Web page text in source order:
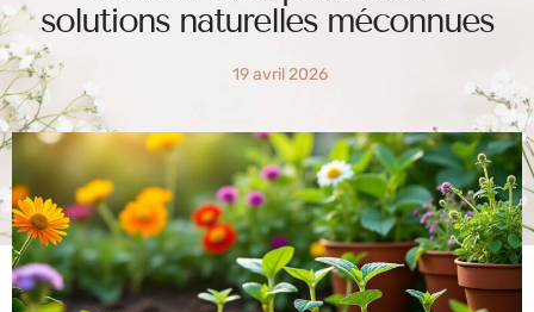
solutions naturelles méconnues
19 avril 2026